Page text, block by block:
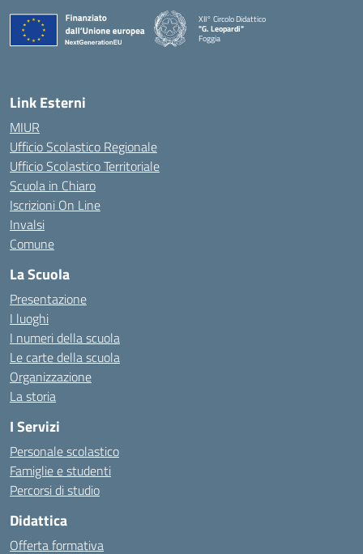
XII° Circolo Didattico
"G. Leopardi"
Foggia
— Visita la pagina iniziale della scuola
Link Esterni
MIUR
Ufficio Scolastico Regionale
Ufficio Scolastico Territoriale
Scuola in Chiaro
Iscrizioni On Line
Invalsi
Comune
La Scuola
Presentazione
I luoghi
I numeri della scuola
Le carte della scuola
Organizzazione
La storia
I Servizi
Personale scolastico
Famiglie e studenti
Percorsi di studio
Didattica
Offerta formativa